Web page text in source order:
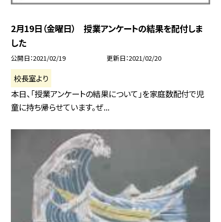
2月19日（金曜日） 授業アンケートの結果を配付しま
した
公開日 2021/02/19 更新日 2021/02/20
校長室より
本日、「授業アンケートの結果について」を家庭数配付で児
童に持ち帰らせています。ぜ...